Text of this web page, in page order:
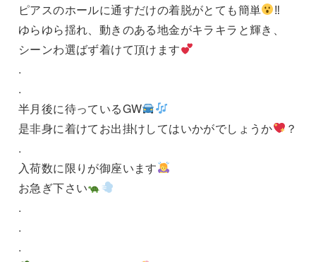
ピアスのホールに通すだけの着脱がとても簡単
‼︎
ゆらゆら揺れ、動きのある地金がキラキラと輝き、
シーンわ選ばず着けて頂けます
.
.
半月後に待っているGW
是非身に着けてお出掛けしてはいかがでしょうか
？
.
入荷数に限りが御座います
お急ぎ下さい
.
.
.